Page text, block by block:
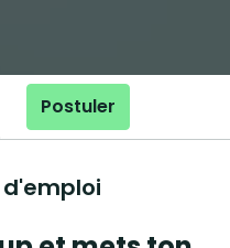
Postuler